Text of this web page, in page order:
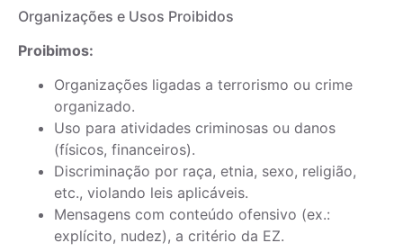
Organizações e Usos Proibidos
Proibimos:
Organizações ligadas a terrorismo ou crime
organizado.
Uso para atividades criminosas ou danos
(físicos, financeiros).
Discriminação por raça, etnia, sexo, religião,
etc., violando leis aplicáveis.
Mensagens com conteúdo ofensivo (ex.:
explícito, nudez), a critério da EZ.